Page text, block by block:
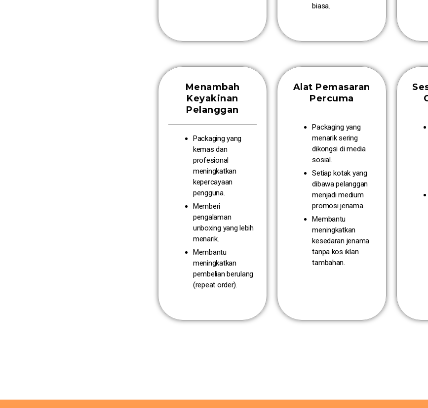
biasa.
Menambah
Keyakinan
Pelanggan
Packaging yang
kemas dan
profesional
meningkatkan
kepercayaan
pengguna.
Memberi
pengalaman
unboxing yang lebih
menarik.
Membantu
meningkatkan
pembelian berulang
(repeat order).
Alat Pemasaran
Percuma
Packaging yang
menarik sering
dikongsi di media
sosial.
Setiap kotak yang
dibawa pelanggan
menjadi medium
promosi jenama.
Membantu
meningkatkan
kesedaran jenama
tanpa kos iklan
tambahan.